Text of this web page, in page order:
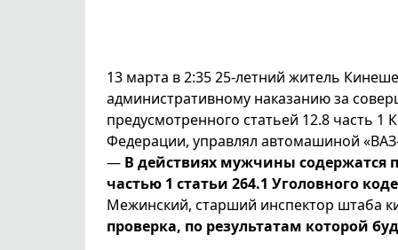
13 марта в 2:35 25-летний житель
административному наказанию за
предусмотренного статьей 12.8 часть
Федерации, управлял автомашиной
— В действиях мужчины содержатся
частью 1 статьи 264.1 Уголовного
Межинский, старший инспектор штаба
проверка, по результатам которой